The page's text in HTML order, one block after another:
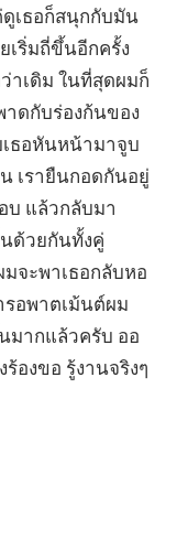
เธอก็สนุกกับมัน
เริ่มถี่ขึ้นอีกครั้ง
ว่าเดิม ในที่สุดผมก็
ดกับร่องก้นของ
เธอหันหน้ามาจูบ
เรายืนกอดกันอยู่
บ แล้วกลับมา
ด้วยกันทั้งคู่
จะพาเธอกลับหอ
รอพาตเม้นต์ผม
มากแล้วครับ ออ
องขอ รู้งานจริงๆ